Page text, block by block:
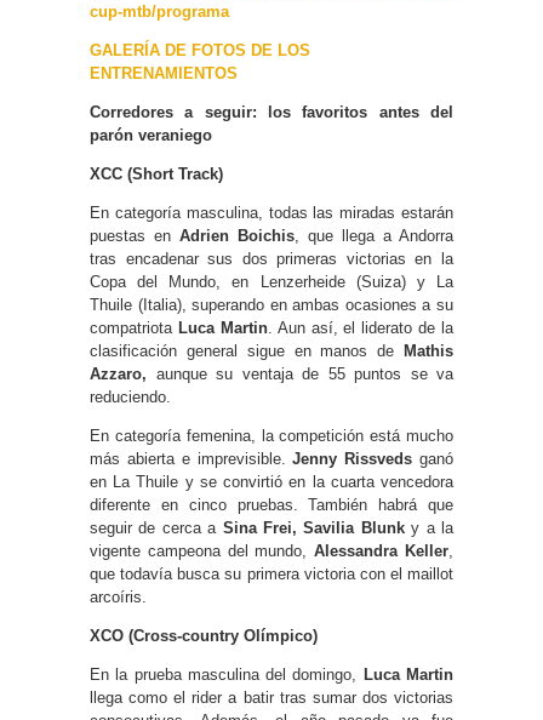
cup-mtb/programa
GALERÍA DE FOTOS DE LOS
ENTRENAMIENTOS
Corredores a seguir: los favoritos antes del
parón veraniego
XCC (Short Track)
En categoría masculina, todas las miradas estarán
puestas en Adrien Boichis , que llega a Andorra
tras encadenar sus dos primeras victorias en la
Copa del Mundo, en Lenzerheide (Suiza) y La
Thuile (Italia), superando en ambas ocasiones a su
compatriota Luca Martin. Aun así, el liderato de la
clasificación general sigue en manos de
Mathis
Azzaro, aunque su ventaja de 55 puntos se va
reduciendo.
En categoría femenina, la competición está mucho
más abierta e imprevisible.Jenny Rissveds ganó
en La Thuile y se convirtió en la cuarta vencedora
diferente en cinco pruebas. También habrá que
seguir de cerca a Sina Frei, Savilia Blunky a la
vigente campeona del mundo,Alessandra Keller
que todavía busca su primera victoria con el maillot
arcoíris.
XCO (Cross-country Olímpico)
En la prueba masculina del domingo,
Luca Martin
llega como el rider a batir tras sumar dos victorias